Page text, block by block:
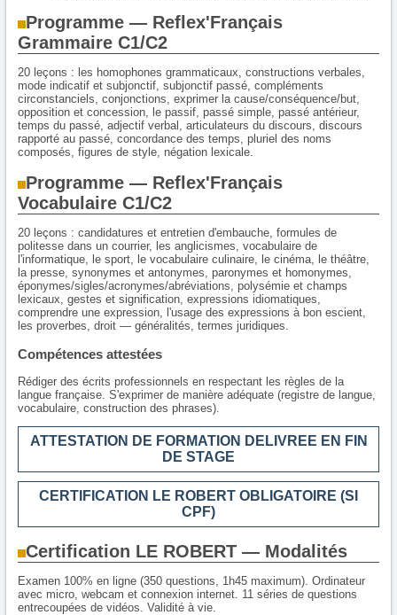
Programme — Reflex'Français
Grammaire C1/C2
20 leçons : les homophones grammaticaux, constructions verbales,
mode indicatif et subjonctif, subjonctif passé, compléments
circonstanciels, conjonctions, exprimer la cause/conséquence/but,
opposition et concession, le passif, passé simple, passé antérieur,
temps du passé, adjectif verbal, articulateurs du discours, discours
rapporté au passé, concordance des temps, pluriel des noms
composés, figures de style, négation lexicale.
Programme — Reflex'Français
Vocabulaire C1/C2
20 leçons : candidatures et entretien d'embauche, formules de
politesse dans un courrier, les anglicismes, vocabulaire de
l'informatique, le sport, le vocabulaire culinaire, le cinéma, le théâtre,
la presse, synonymes et antonymes, paronymes et homonymes,
éponymes/sigles/acronymes/abréviations, polysémie et champs
lexicaux, gestes et signification, expressions idiomatiques,
comprendre une expression, l'usage des expressions à bon escient,
les proverbes, droit — généralités, termes juridiques.
Compétences attestées
Rédiger des écrits professionnels en respectant les règles de la
langue française. S'exprimer de manière adéquate (registre de langue,
vocabulaire, construction des phrases).
ATTESTATION DE FORMATION DELIVREE EN FIN
DE STAGE
CERTIFICATION LE ROBERT OBLIGATOIRE (SI
CPF)
Certification LE ROBERT — Modalités
Examen 100% en ligne (350 questions, 1h45 maximum). Ordinateur
avec micro, webcam et connexion internet. 11 séries de questions
entrecoupées de vidéos. Validité à vie.